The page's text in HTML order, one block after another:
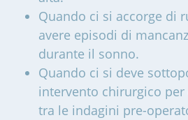
Quando ci si accorge di
avere episodi di
durante il sonno.
Quando ci si deve
intervento chirurgico
tra le indagini pre-